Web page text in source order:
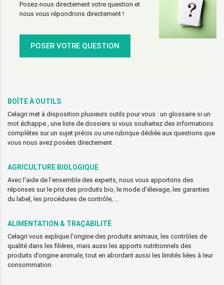
Posez-nous directement votre question et
nous vous répondrons directement !
POSER VOTRE QUESTION
BOÎTE À OUTILS
Celagri met à disposition plusieurs outils pour vous : un glossaire si un
mot échappe , une liste de dossiers si vous souhaitez des informations
complètes sur un sujet précis ou une rubrique dédiée aux questions que
vous nous avez posées directement .
AGRICULTURE BIOLOGIQUE
Avec l'aide de l'ensemble des experts, nous vous apportons des
réponses sur le prix des produits bio, le mode d'élevage, les garanties
du label, les procédures de contrôle, ...
ALIMENTATION & TRAÇABILITÉ
Celagri vous explique l'origine des produits animaux, les contrôles de
qualité dans les filières, mais aussi les apports nutritionnels des
produits d’origine animale, tout en abordant aussi les limités liées à leur
consommation.